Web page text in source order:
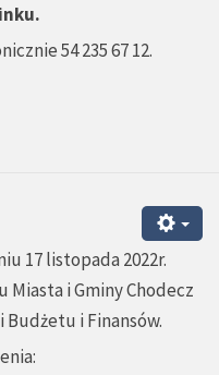
54 235 67 12.
17 listopada 2022r.
Miasta i Gminy Chodecz
i Finansów.